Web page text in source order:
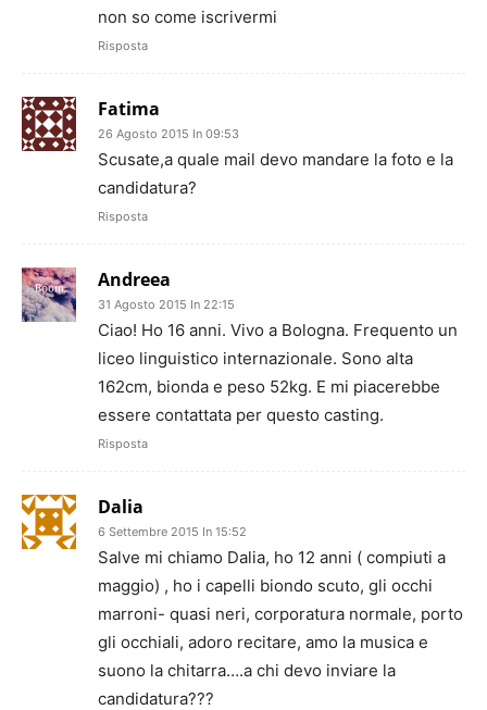
non so come iscrivermi
Risposta
Fatima
26 Agosto 2015 In 09:53
Scusate,a quale mail devo mandare la foto e la
candidatura?
Risposta
Andreea
31 Agosto 2015 In 22:15
Ciao! Ho 16 anni. Vivo a Bologna. Frequento un
liceo linguistico internazionale. Sono alta
162cm, bionda e peso 52kg. E mi piacerebbe
essere contattata per questo casting.
Risposta
Dalia
6 Settembre 2015 In 15:52
Salve mi chiamo Dalia, ho 12 anni ( compiuti a
maggio) , ho i capelli biondo scuto, gli occhi
marroni- quasi neri, corporatura normale, porto
gli occhiali, adoro recitare, amo la musica e
suono la chitarra….a chi devo inviare la
candidatura???